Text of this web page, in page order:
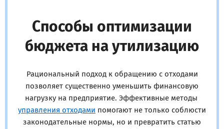
Способы оптимизации
бюджета на утилизацию
Рациональный подход к обращению с отходами
позволяет существенно уменьшить финансовую
нагрузку на предприятие. Эффективные методы
управления отходами помогают не только соблюсти
законодательные нормы, но и превратить статью